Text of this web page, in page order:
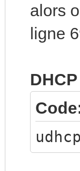
alors
ligne